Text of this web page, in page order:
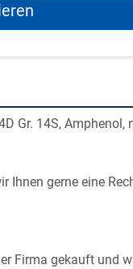
Gr. 14S, Amphenol,
Ihnen gerne eine
Firma gekauft und